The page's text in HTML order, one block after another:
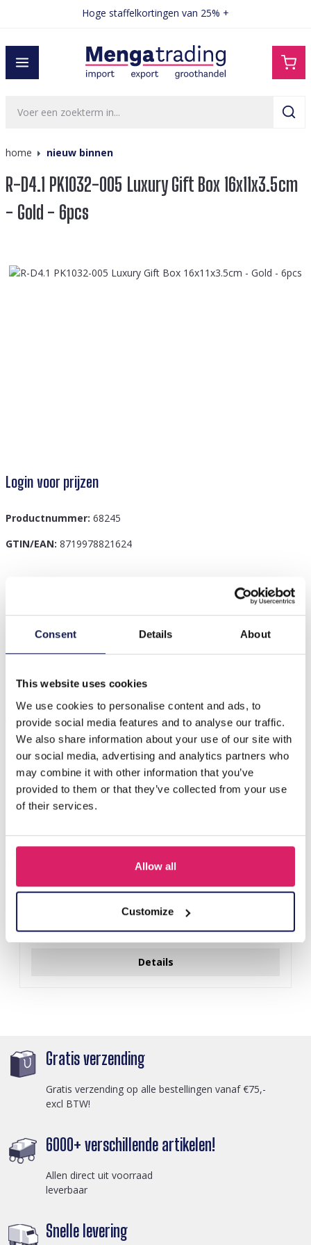
Consent Details About
This website uses cookies
We use cookies to personalise content and ads, to
provide social media features and to analyse our traffic.
We also share information about your use of our site with
our social media, advertising and analytics partners who
may combine it with other information that you’ve
provided to them or that they’ve collected from your use
of their services.
Allow all
Customize
Hoge staffelkortingen van 25% +
home nieuw binnen
R-D4.1 PK1032-005 Luxury Gift Box 16x11x3.5cm
- Gold - 6pcs
Afbeeldingengalerij overslaan
Login voor prijzen
Productnummer: 68245
GTIN/EAN: 8719978821624
de perfecte verpakkingsoplossing voor uw meest
gekoesterde sieraden. D…Meer
Anderen kochten ook
Q-D7.2 T2405-016 Knitted Positive Chicken 8.5cm
Login voor prijzen
Details
Gratis verzending
Gratis verzending op alle bestellingen vanaf €75,-
excl BTW!
6000+ verschillende artikelen!
Allen direct uit voorraad
leverbaar
Snelle levering